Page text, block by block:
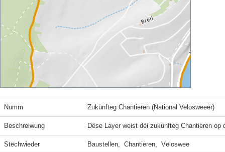
Numm Zukünfteg Chantieren (National Velosweeër)
Beschreiwung Dëse Layer weist déi zukünfteg Chantieren op
Stëchwieder Baustellen,  Chantieren,  Vëloswee